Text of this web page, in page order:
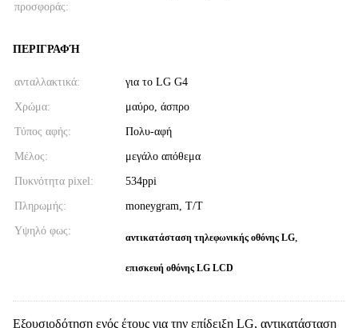
προσφοράς:
ΠΕΡΙΓΡΑΦΉ
ανταλλακτικά: για το LG G4
Χρώμα: μαύρο, άσπρο
Τύπος αφής: Πολυ-αφή
Μέλος: μεγάλο απόθεμα
Πυκνότητα pixel: 534ppi
Πληρωμής: moneygram, T/T
Υψηλό φως:
αντικατάσταση τηλεφωνικής οθόνης LG,
επισκευή οθόνης LG LCD
Εξουσιοδότηση ενός έτους για την επίδειξη LG, αντικατάσταση